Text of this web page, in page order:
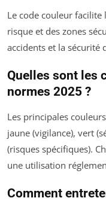
Le code couleur facilite
risque et des zones
accidents et la sécurité
Quelles sont les
normes 2025 ?
Les principales
jaune (vigilance), vert
(risques spécifiques).
une utilisation
Comment